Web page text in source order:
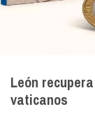
León
vaticanos